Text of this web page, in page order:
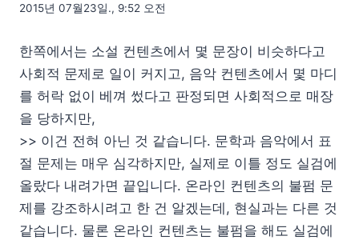
2015년 07월23일., 9:52 오전
한쪽에서는 소설 컨텐츠에서 몇 문장이 비슷하다고
사회적 문제로 일이 커지고, 음악 컨텐츠에서 몇 마디
를 허락 없이 베껴 썼다고 판정되면 사회적으로 매장
을 당하지만,
>> 이건 전혀 아닌 것 같습니다. 문학과 음악에서 표
절 문제는 매우 심각하지만, 실제로 이틀 정도 실검에
올랐다 내려가면 끝입니다. 온라인 컨텐츠의 불펌 문
제를 강조하시려고 한 건 알겠는데, 현실과는 다른 것
같습니다. 물론 온라인 컨텐츠는 불펌을 해도 실검에